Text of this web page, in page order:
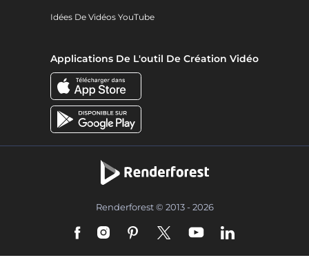
Idées De Vidéos YouTube
Applications De L'outil De Création Vidéo
Renderforest © 2013 - 2026